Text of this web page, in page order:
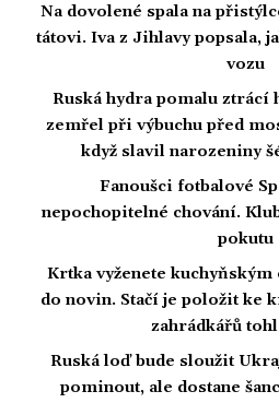
Na dovolené spala na
tátovi. Iva z Jihlavy popsala,
vozu
Ruská hydra pomalu ztrácí
zemřel při výbuchu před
když slavil narozeniny
Fanoušci fotbalové
nepochopitelné chování.
pokutu
Krtka vyženete kuchyňským
do novin. Stačí je položit ke
zahrádkářů
Ruská loď bude sloužit
pominout, ale dostane